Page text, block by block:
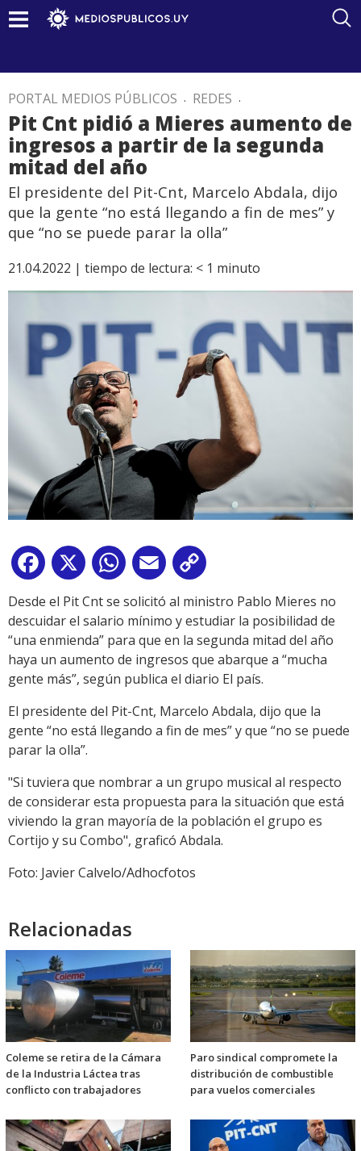
PORTAL MEDIOS PÚBLICOS . REDES .
Pit Cnt pidió a Mieres aumento de
ingresos a partir de la segunda
mitad del año
El presidente del Pit-Cnt, Marcelo Abdala, dijo
que la gente “no está llegando a fin de mes” y
que “no se puede parar la olla”
21.04.2022 | tiempo de lectura: < 1 minuto
Facebook
X WhatsApp
Email
Link
Desde el Pit Cnt se solicitó al ministro Pablo Mieres no
descuidar el salario mínimo y estudiar la posibilidad de
“una enmienda” para que en la segunda mitad del año
haya un aumento de ingresos que abarque a “mucha
gente más”, según publica el diario El país.
El presidente del Pit-Cnt, Marcelo Abdala, dijo que la
gente “no está llegando a fin de mes” y que “no se puede
parar la olla”.
"Si tuviera que nombrar a un grupo musical al respecto
de considerar esta propuesta para la situación que está
viviendo la gran mayoría de la población el grupo es
Cortijo y su Combo", graficó Abdala.
Foto: Javier Calvelo/Adhocfotos
Relacionadas
Coleme se retira de la Cámara
de la Industria Láctea tras
conflicto con trabajadores
Paro sindical compromete la
distribución de combustible
para vuelos comerciales